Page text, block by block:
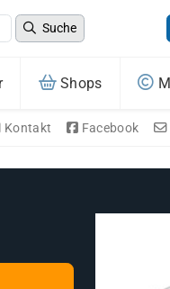
Suche
Shops
Kontakt Facebook